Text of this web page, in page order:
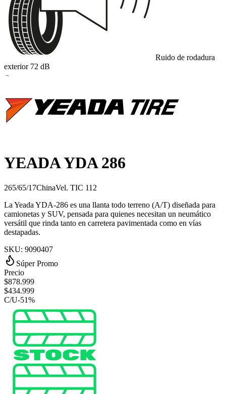
Ruido de rodadura
exterior 72 dB
B
YEADA YDA 286
265/65/17ChinaVel. TIC 112
La Yeada YDA‑286 es una llanta todo terreno (A/T) diseñada para
camionetas y SUV, pensada para quienes necesitan un neumático
versátil que rinda tanto en carretera pavimentada como en vías
destapadas.
SKU: 9090407
Súper Promo
Precio
$878.999
$434.999
C/U-51%